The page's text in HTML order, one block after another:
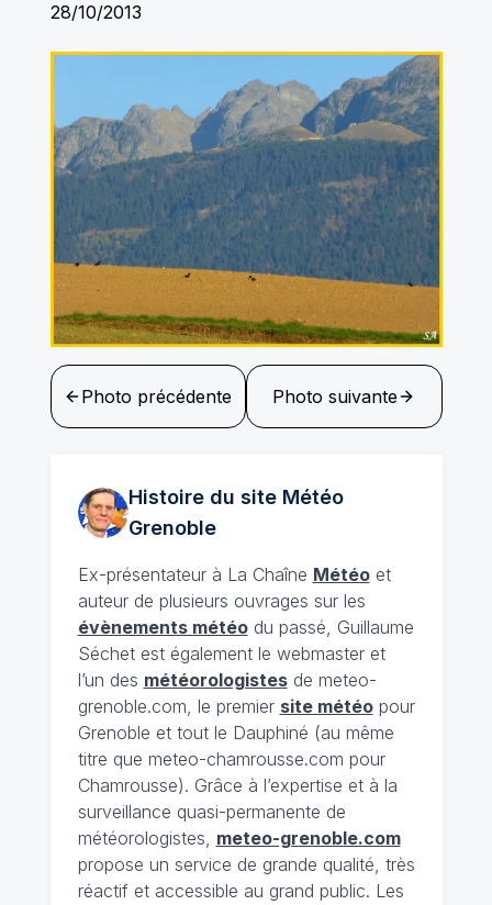
28/10/2013
Photo précédente Photo suivante
Histoire du site Météo
Grenoble
Ex-présentateur à La Chaîne Météoet
auteur de plusieurs ouvrages sur les
évènements météodu passé, Guillaume
Séchet est également le webmaster et
l’un des météorologistesde meteo-
grenoble.com, le premier site météopour
Grenoble et tout le Dauphiné (au même
titre que meteo-chamrousse.com pour
Chamrousse). Grâce à l’expertise et à la
surveillance quasi-permanente de
météorologistes, meteo-grenoble.com
propose un service de grande qualité, très
réactif et accessible au grand public. Les